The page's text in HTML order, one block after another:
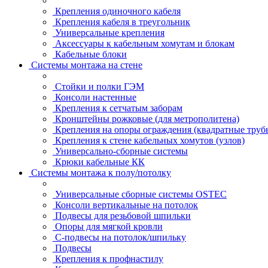
Крепления одиночного кабеля
Крепления кабеля в треугольник
Универсальные крепления
Аксессуары к кабельным хомутам и блокам
Кабельные блоки
Системы монтажа на стене
Стойки и полки ГЭМ
Консоли настенные
Крепления к сетчатым заборам
Кронштейны рожковые (для метрополитена)
Крепления на опоры ограждения (квадратные
Крепления к стене кабельных хомутов (узлов)
Универсально-сборные системы
Крюки кабельные КК
Системы монтажа к полу/потолку
Универсальные сборные системы OSTEC
Консоли вертикальные на потолок
Подвесы для резьбовой шпильки
Опоры для мягкой кровли
С-подвесы на потолок/шпильку
Подвесы
Крепления к профнастилу